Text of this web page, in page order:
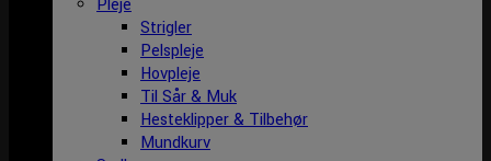
Pleje
Strigler
Pelspleje
Hovpleje
Til Sår & Muk
Hesteklipper & Tilbehør
Mundkurv